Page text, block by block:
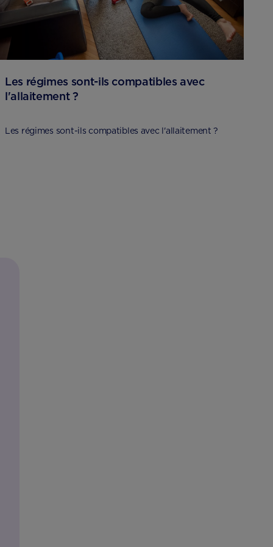
Les régimes sont-ils compatibles avec
l'allaitement ?
Les régimes sont-ils compatibles avec l'allaitement ?